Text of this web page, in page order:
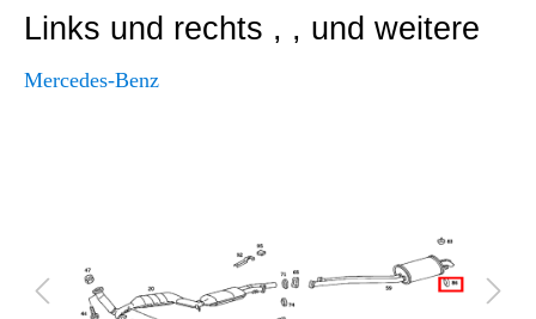
Links und rechts , , und weitere
Mercedes-Benz